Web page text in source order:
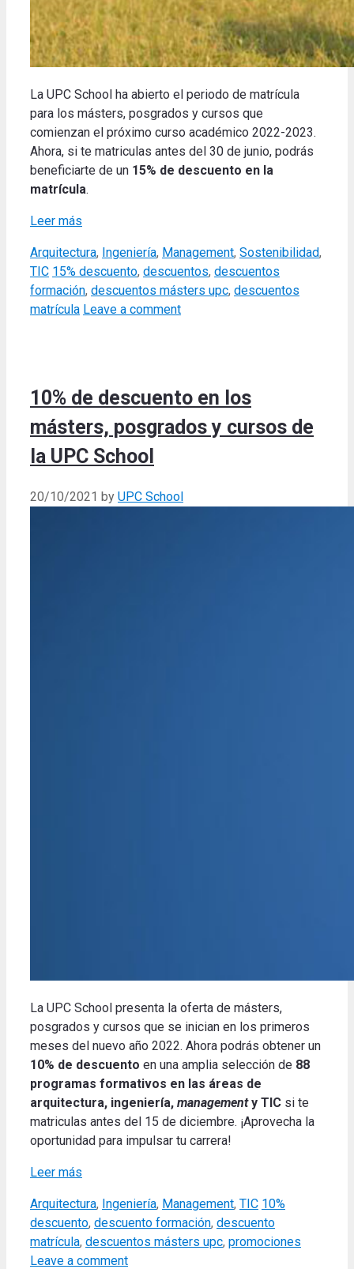
La UPC School ha abierto el periodo de matrícula
para los másters, posgrados y cursos que
comienzan el próximo curso académico 2022-2023.
Ahora, si te matriculas antes del 30 de junio, podrás
beneficiarte de un 15% de descuento en la
matrícula.
Leer más
Categories
Arquitectura, Ingeniería, Management, Sostenibilidad,
TIC Tags
15% descuento, descuentos, descuentos
formación, descuentos másters upc, descuentos
matrícula Leave a comment
10% de descuento en los
másters, posgrados y cursos de
la UPC School
20/10/2021 by UPC School
La UPC School presenta la oferta de másters,
posgrados y cursos que se inician en los primeros
meses del nuevo año 2022. Ahora podrás obtener un
10% de descuento en una amplia selección de 88
programas formativos en las áreas de
arquitectura, ingeniería, managementy TIC si te
matriculas antes del 15 de diciembre. ¡Aprovecha la
oportunidad para impulsar tu carrera!
Leer más
Categories
Arquitectura, Ingeniería, Management, TIC Tags
10%
descuento, descuento formación, descuento
matrícula, descuentos másters upc, promociones
Leave a comment